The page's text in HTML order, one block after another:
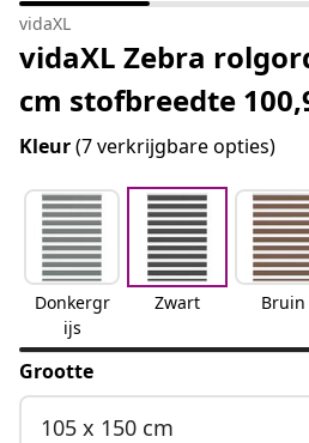
vidaXL
vidaXL Zebra
cm stofbreedte
Kleur(7 verkrijgbare opties)
Donkergr
ijs
Zwart Bruin
Grootte
105 x 150 cm